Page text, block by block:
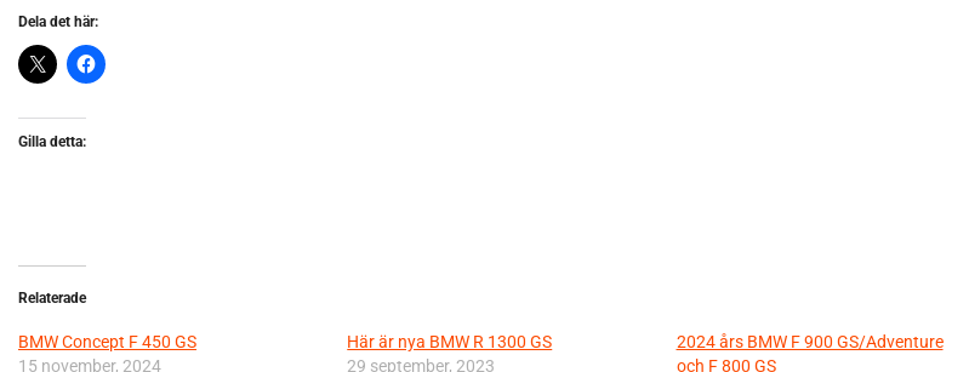
Dela det här:
Gilla detta:
Relaterade
BMW Concept F 450 GS
15 november, 2024
Här är nya BMW R 1300 GS
29 september, 2023
2024 års BMW F 900 GS/Adventure
och F 800 GS